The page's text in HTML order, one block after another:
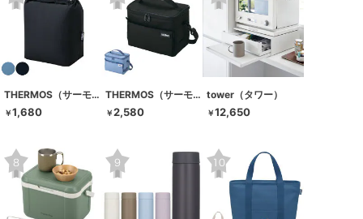
THERMOS（サーモス）
￥1,680
THERMOS（サーモス）
￥2,580
tower（タワー）
￥12,650